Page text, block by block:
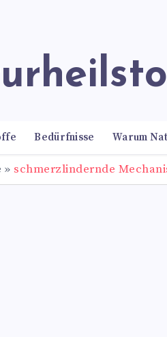
Bedürfnisse Warum
» schmerzlindernde